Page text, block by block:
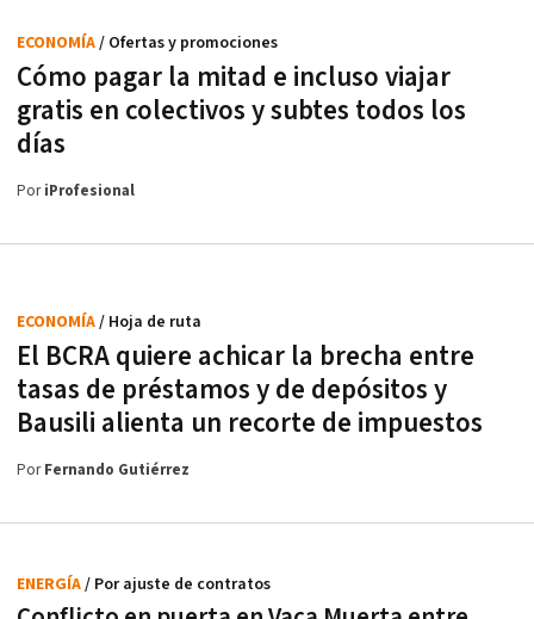
Cómo pagar la mitad e incluso viajar
gratis en colectivos y subtes todos los
días
ECONOMÍA/ Ofertas y promociones
PoriProfesional
El BCRA quiere achicar la brecha entre
tasas de préstamos y de depósitos y
Bausili alienta un recorte de impuestos
ECONOMÍA/ Hoja de ruta
PorFernando Gutiérrez
ENERGÍA/ Por ajuste de contratos